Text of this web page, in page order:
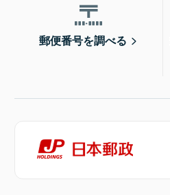
郵便番号を調べる